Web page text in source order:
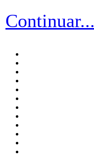
Continuar...